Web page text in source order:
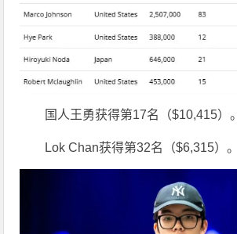
国人王勇获得第17名（$10,415）。
Lok Chan获得第32名（$6,315）。